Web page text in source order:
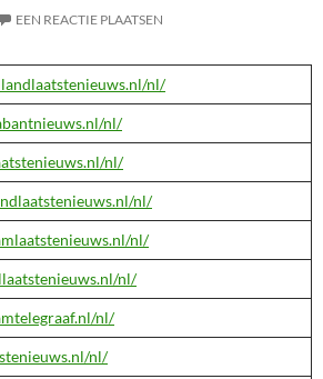
EEN REACTIE PLAATSEN
nl/
nl/
nl/
nl/
nl/
nl/
nl/
nl/